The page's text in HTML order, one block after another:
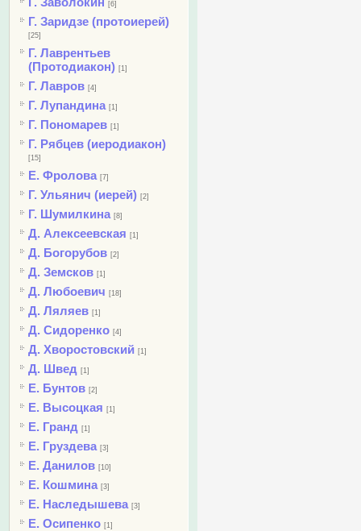
[6]
Г. Заридзе (протоиерей)
[25]
Г. Лаврентьев
(Протодиакон) [1]
Г. Лавров [4]
Г. Лупандина [1]
Г. Пономарев [1]
Г. Рябцев (иеродиакон)
[15]
Е. Фролова [7]
Г. Ульянич (иерей) [2]
Г. Шумилкина [8]
Д. Алексеевская [1]
Д. Богорубов [2]
Д. Земсков [1]
Д. Любоевич [18]
Д. Ляляев [1]
Д. Сидоренко [4]
Д. Хворостовский [1]
Д. Швед [1]
Е. Бунтов [2]
Е. Высоцкая [1]
Е. Гранд [1]
Е. Груздева [3]
Е. Данилов [10]
Е. Кошмина [3]
Е. Наследышева [3]
Е. Осипенко [1]